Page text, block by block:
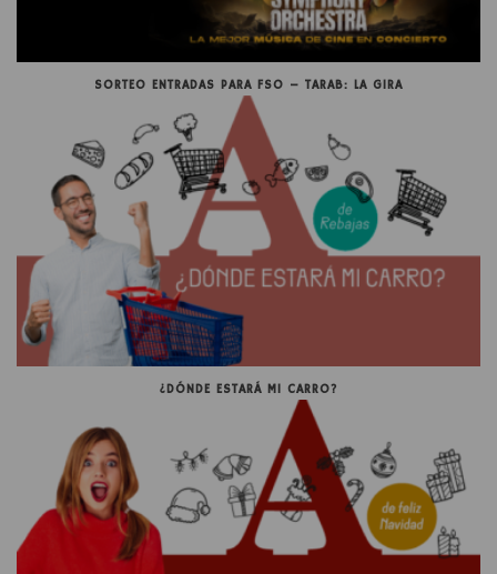
SORTEO ENTRADAS PARA FSO – TARAB: LA GIRA
¿DÓNDE ESTARÁ MI CARRO?